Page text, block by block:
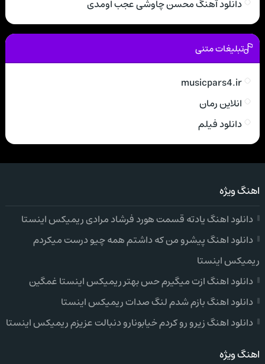
دانلود آهنگ محسن چاوشی عجب اومدی
تبلیغات متنی
musicpars4.ir
انلاین رمان
دانلود فیلم
اهنگ ویژه
دانلود اهنگ یادته قسمت هورد فرشاد مرادی ریمیکس اینستا
دانلود اهنگ پیشرو من که داشتم همه چیو درست میکردم
ریمیکس اینستا
دانلود اهنگ ازت میگیرم حس بهتر ریمیکس اینستا غمگین
دانلود اهنگ بازم شدم لنگ صدات ریمیکس اینستا
دانلود اهنگ زیرو رو کردم خیابونارو دنبالت عزیزم ریمیکس اینستا
اهنگ ویژه